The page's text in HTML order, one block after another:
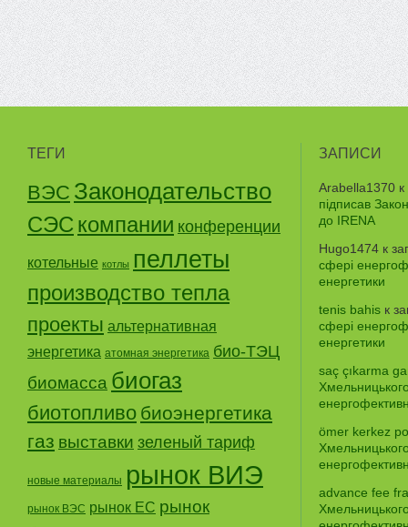
ТЕГИ
ВЭС Законодательство
СЭС компании конференции
котельные котлы пеллеты
производство тепла
проекты альтернативная
энергетика атомная энергетика био-ТЭЦ
биомасса биогаз
биотопливо биоэнергетика
газ выставки зеленый тариф
новые материалы рынок ВИЭ
рынок ВЭС рынок ЕС рынок
ЗАПИСИ
Arabella1370
підписав
до IRENA
Hugo1474 к
сфері
енергетики
tenis bahis к
сфері
енергетики
saç çıkarma
ömer kerkez
advance fee